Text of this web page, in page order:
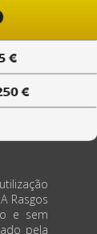
Rasgos
e sem
pela